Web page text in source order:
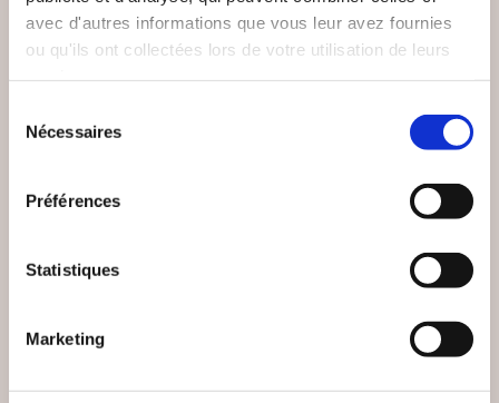
avec d'autres informations que vous leur avez fournies
ou qu'ils ont collectées lors de votre utilisation de leurs
Nécessaires
Préférences
Statistiques
Marketing
(0 avis)
Bien-être, santé, famille